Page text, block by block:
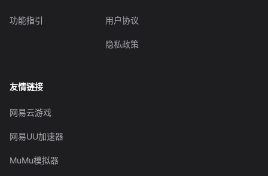
功能指引 用户协议
隐私政策
友情链接
网易云游戏
网易UU加速器
MuMu模拟器